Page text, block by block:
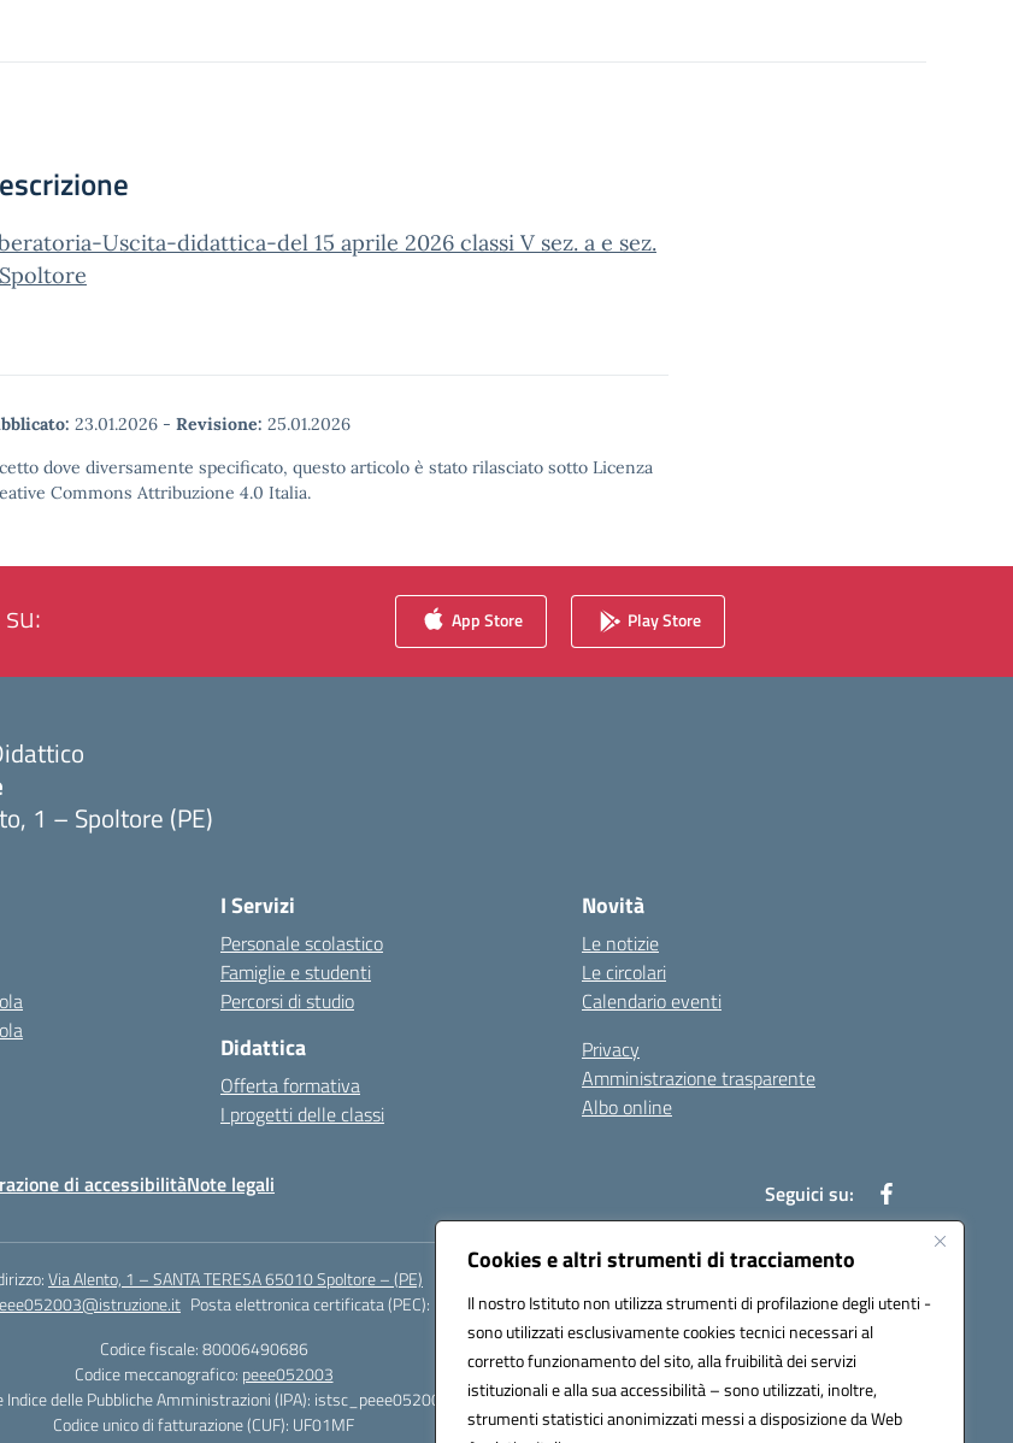
Cookies e altri strumenti di tracciamento
Il nostro Istituto non utilizza strumenti di profilazione degli utenti -
sono utilizzati esclusivamente cookies tecnici necessari al
corretto funzionamento del sito, alla fruibilità dei servizi
istituzionali e alla sua accessibilità – sono utilizzati, inoltre,
strumenti statistici anonimizzati messi a disposizione da Web
Uscita-didattica-del 15 aprile 2026 classi V sez. a e sez.
23.01.2026 - Revisione: 25.01.2026
dove diversamente specificato, questo articolo è stato rilasciato sotto Licenza
Commons Attribuzione 4.0 Italia.
App Store Play Store
1 – Spoltore (PE)
I Servizi
Personale scolastico
Famiglie e studenti
Percorsi di studio
Didattica
Offerta formativa
I progetti delle classi
Novità
Le notizie
Le circolari
Calendario eventi
Privacy
Amministrazione trasparente
Albo online
di accessibilitàNote legali Seguici su:
Via Alento, 1 – SANTA TERESA 65010 Spoltore – (PE)
Posta elettronica certificata (PEC):
peee052003@pec.istruzione.it
Codice fiscale: 80006490686
Codice meccanografico: peee052003
Indice delle Pubbliche Amministrazioni (IPA): istsc_peee052003
Codice unico di fatturazione (CUF): UF01MF